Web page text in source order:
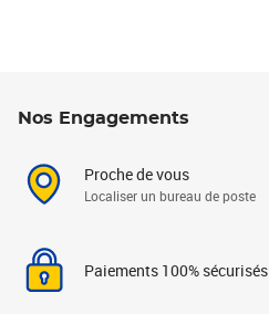
Nos Engagements
Proche de vous
Localiser un bureau de poste
Paiements 100% sécurisés